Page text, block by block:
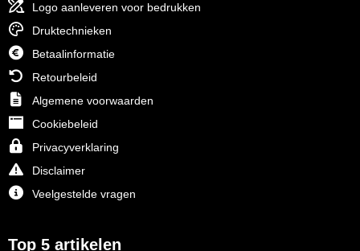
Logo aanleveren voor bedrukken
Druktechnieken
Betaalinformatie
Retourbeleid
Algemene voorwaarden
Cookiebeleid
Privacyverklaring
Disclaimer
Veelgestelde vragen
Top 5 artikelen